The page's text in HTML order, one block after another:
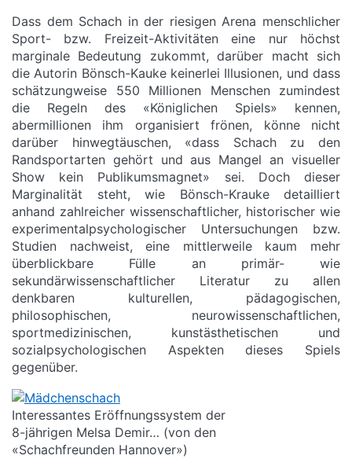
Dass dem Schach in der riesigen Arena menschlicher
Sport- bzw. Freizeit-Aktivitäten eine nur höchst
marginale Bedeutung zukommt, darüber macht sich
die Autorin Bönsch-Kauke keinerlei Illusionen, und dass
schätzungweise 550 Millionen Menschen zumindest
die Regeln des «Königlichen Spiels» kennen,
abermillionen ihm organisiert frönen, könne nicht
darüber hinwegtäuschen, «dass Schach zu den
Randsportarten gehört und aus Mangel an visueller
Show kein Publikumsmagnet» sei. Doch dieser
Marginalität steht, wie Bönsch-Krauke detailliert
anhand zahlreicher wissenschaftlicher, historischer wie
experimentalpsychologischer Untersuchungen bzw.
Studien nachweist, eine mittlerweile kaum mehr
überblickbare Fülle an primär- wie
sekundärwissenschaftlicher Literatur zu allen
denkbaren kulturellen, pädagogischen,
philosophischen, neurowissenschaftlichen,
sportmedizinischen, kunstästhetischen und
sozialpsychologischen Aspekten dieses Spiels
gegenüber.
Interessantes Eröffnungssystem der
8-jährigen Melsa Demir… (von den
«Schachfreunden Hannover»)